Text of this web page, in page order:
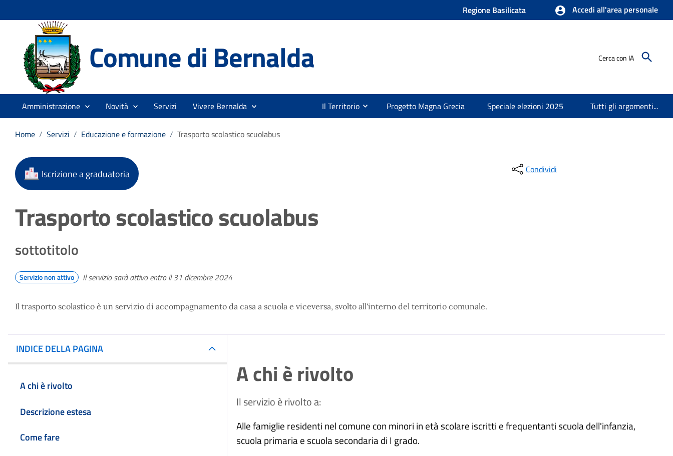
Regione Basilicata Accedi all'area personale
Comune di Bernalda Cerca con IA
Amministrazione Novità Servizi Vivere Bernalda Il Territorio Progetto Magna Grecia Speciale elezioni 2025 Tutti gli argomenti...
Home / Servizi / Educazione e formazione / Trasporto scolastico scuolabus
Iscrizione a graduatoria Condividi
Trasporto scolastico scuolabus
sottotitolo
Servizio non attivo Il servizio sarà attivo entro il 31 dicembre 2024
Il trasporto scolastico è un servizio di accompagnamento da casa a scuola e viceversa, svolto all'interno del territorio comunale.
INDICE DELLA PAGINA
A chi è rivolto
Descrizione estesa
Come fare
A chi è rivolto
Il servizio è rivolto a:
Alle famiglie residenti nel comune con minori in età scolare iscritti e frequentanti scuola dell'infanzia,
scuola primaria e scuola secondaria di I grado.